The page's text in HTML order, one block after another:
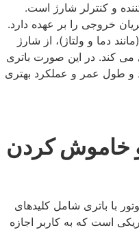
کننده و کنترلر شارژ است.
خروجی را بر عهده دارد.
دما و ولتاژ)، از شارژ
‌کند. در این صورت باتری
و طول عمر و عملکرد بهتری
خاموش کردن
با باتری شامل کلیدهای
است که به کاربر اجازه